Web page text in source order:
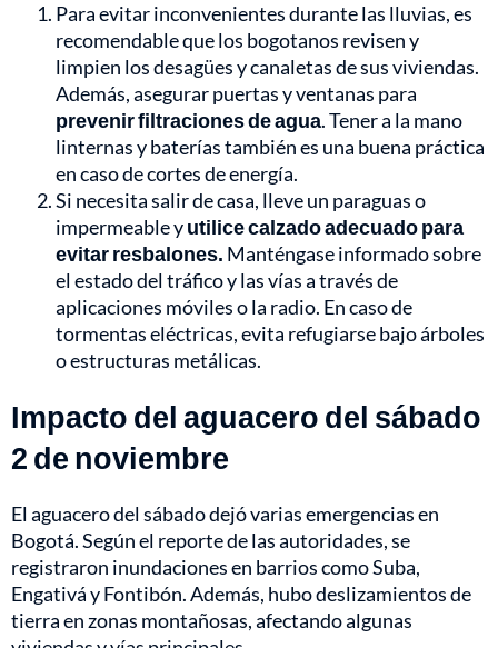
Para evitar inconvenientes durante las lluvias, es
recomendable que los bogotanos revisen y
limpien los desagües y canaletas de sus viviendas.
Además, asegurar puertas y ventanas para
prevenir filtraciones de agua. Tener a la mano
linternas y baterías también es una buena práctica
en caso de cortes de energía.
Si necesita salir de casa, lleve un paraguas o
impermeable yutilice calzado adecuado para
evitar resbalones. Manténgase informado sobre
el estado del tráfico y las vías a través de
aplicaciones móviles o la radio. En caso de
tormentas eléctricas, evita refugiarse bajo árboles
o estructuras metálicas.
Impacto del aguacero del sábado
2 de noviembre
El aguacero del sábado dejó varias emergencias en
Bogotá. Según el reporte de las autoridades, se
registraron inundaciones en barrios como Suba,
Engativá y Fontibón. Además, hubo deslizamientos de
tierra en zonas montañosas, afectando algunas